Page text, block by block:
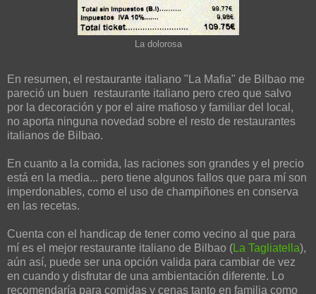
La dolorosa
En resumen, el restaurante italiano "La Mafia" de Bilbao me
pareció un buen restaurante italiano pero creo que salvo
por la decoración y por el aire mafioso y familiar del local,
no aporta ninguna novedad sobre el resto de restaurantes
italianos de Bilbao.
En cuanto a la comida, las raciones son grandes y el precio
está en la media... pero tiene algunos fallos que para mí son
imperdonables, como el uso de champiñones en conserva
en las recetas.
Cuenta con el handicap de tener como vecino al que para
mí es el mejor restaurante italiano de Bilbao (La Tagliatella),
aún así, puede ser una opción valida para cambiar de vez
en cuando y disfrutar de una ambientación diferente. Lo
recomendaría para comidas y cenas tanto en familia como